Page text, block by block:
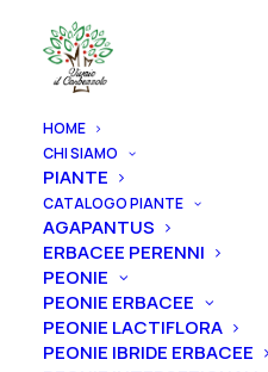
HOME
CHI SIAMO
PIANTE
CATALOGO PIANTE
AGAPANTUS
ERBACEE PERENNI
PEONIE
PEONIE ERBACEE
PEONIE LACTIFLORA
PEONIE IBRIDE ERBACEE